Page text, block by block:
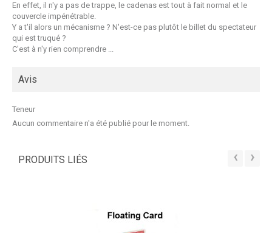
En effet, il n'y a pas de trappe, le cadenas est tout à fait normal et le
couvercle impénétrable.
Y a t'il alors un mécanisme ? N'est-ce pas plutôt le billet du spectateur
qui est truqué ?
C'est à n'y rien comprendre ...
Avis
Teneur
Aucun commentaire n'a été publié pour le moment.
PRODUITS LIÉS ‹ ›